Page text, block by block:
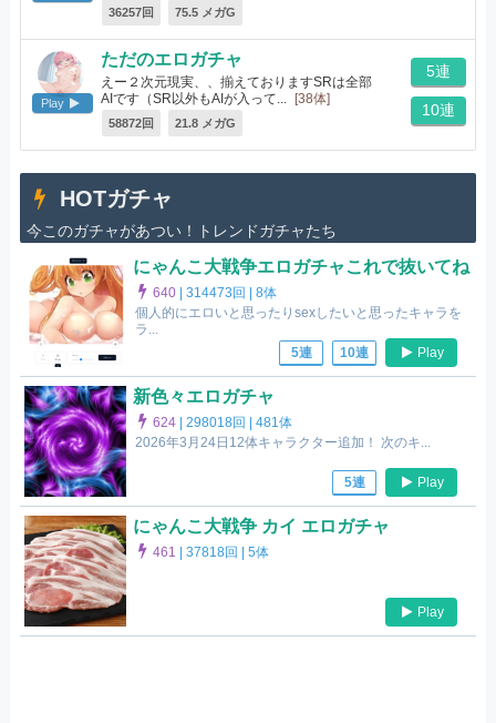
36257回 75.5 メガG
Play
ただのエロガチャ
えー２次元現実、、揃えておりますSRは全部
AIです（SR以外もAIが入って...
[38体]
58872回 21.8 メガG
5連
10連
HOTガチャ
今このガチャがあつい！トレンドガチャたち
にゃんこ大戦争エロガチャこれで抜いてね
640 |314473回 |8体
個人的にエロいと思ったりsexしたいと思ったキャラを
ラ...
5連
10連 Play
新色々エロガチャ
624 |298018回 |481体
2026年3月24日12体キャラクター追加！ 次のキ...
5連 Play
にゃんこ大戦争 カイ エロガチャ
461 |37818回 |5体
Play